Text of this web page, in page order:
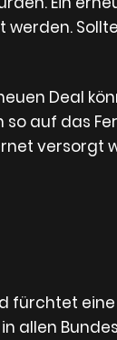
Deal
auf das
versorgt
allen